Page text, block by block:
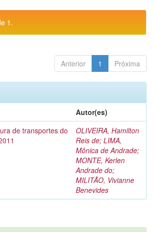
1.
Anterior 1 Próxima
Autor(es)
de transportes do
OLIVEIRA, Hamilton
Reis de; LIMA,
Mônica de Andrade;
MONTE, Kerlen
Andrade do;
MILITÃO, Vivianne
Benevides